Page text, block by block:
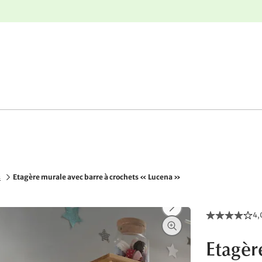
Etagère murale avec barre à crochets « Lucena »